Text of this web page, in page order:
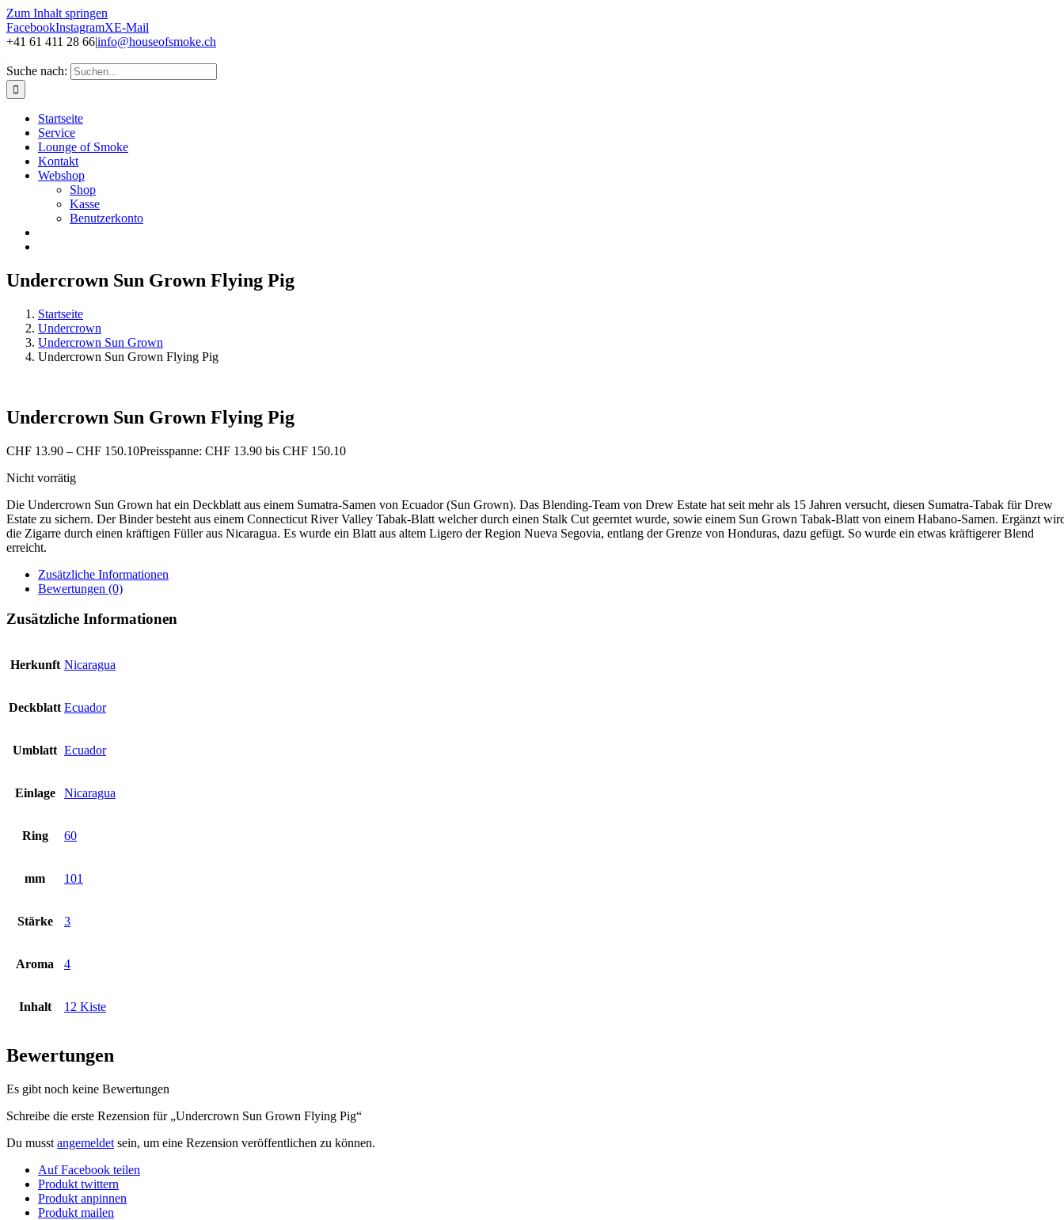
Zum Inhalt springen
FacebookInstagramXE-Mail
+41 61 411 28 66|info@houseofsmoke.ch
Suche nach:
Startseite
Service
Lounge of Smoke
Kontakt
Webshop
Shop
Kasse
Benutzerkonto
Undercrown Sun Grown Flying Pig
Startseite
Undercrown
Undercrown Sun Grown
Undercrown Sun Grown Flying Pig
Undercrown Sun Grown Flying Pig
CHF 13.90 – CHF 150.10Preisspanne: CHF 13.90 bis CHF 150.10
Nicht vorrätig
Die Undercrown Sun Grown hat ein Deckblatt aus einem Sumatra-Samen von Ecuador (Sun Grown). Das Blending-Team von Drew Estate hat seit mehr als 15 Jahren versucht, diesen Sumatra-Tabak für Drew
Estate zu sichern. Der Binder besteht aus einem Connecticut River Valley Tabak-Blatt welcher durch einen Stalk Cut geerntet wurde, sowie einem Sun Grown Tabak-Blatt von einem Habano-Samen. Ergänzt
die Zigarre durch einen kräftigen Füller aus Nicaragua. Es wurde ein Blatt aus altem Ligero der Region Nueva Segovia, entlang der Grenze von Honduras, dazu gefügt. So wurde ein etwas kräftigerer Blend
erreicht.
Zusätzliche Informationen
Bewertungen (0)
Zusätzliche Informationen
Herkunft Nicaragua
Deckblatt Ecuador
Umblatt Ecuador
Einlage Nicaragua
Ring 60
mm 101
Stärke 3
Aroma 4
Inhalt 12 Kiste
Bewertungen
Es gibt noch keine Bewertungen
Schreibe die erste Rezension für „Undercrown Sun Grown Flying Pig“
Du musst angemeldet sein, um eine Rezension veröffentlichen zu können.
Auf Facebook teilen
Produkt twittern
Produkt anpinnen
Produkt mailen